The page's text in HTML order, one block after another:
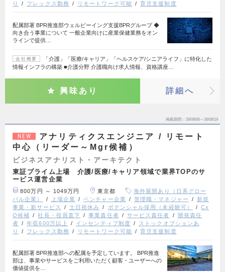
り
フレックス勤務 リモートワーク可能 育児支援制度
配属部署 BPR推進部ウェルビーイング支援BPRグループ ◆
向き合う事業について 一般企業向けに産業保健業務をオン
ラインで提供…
会社概要
「介護」「医療/キャリア」「ヘルスケア/シニアライフ」に特化した
情報インフラの構築 ■介護分野 介護職向け求人情報、資格講座…
興味あり 詳細へ
掲載期間 26/08/06～26/08/19
NEW
アナリティクスエンジニア / リモート
中心（リーダー～Mgr候補）
ビジネスアナリスト・アーキテクト
東証プライム上場 介護/医療/キャリア領域で業界TOPのサ
ービス運営企業
800万円 ～ 1049万円 東京都
海外展開あり（日系グロー
バル企業）
上場企業 ベンチャー企業 管理職・マネジャー
新規
事業・新サービス
土日祝休み ポテンシャル採用（未経験可）
Cx
O候補
社長・役員直下 事業責任者 サービス責任者
開発責任
者
年収600万以上 インセンティブ制度
ストックオプションあ
り
フレックス勤務 リモートワーク可能 育児支援制度
配属部署 BPR推進部への配属を予定しています。 BPR推進
部は、事業やサービスをご利用いただく顧客・ユーザーへの
価値提供を…